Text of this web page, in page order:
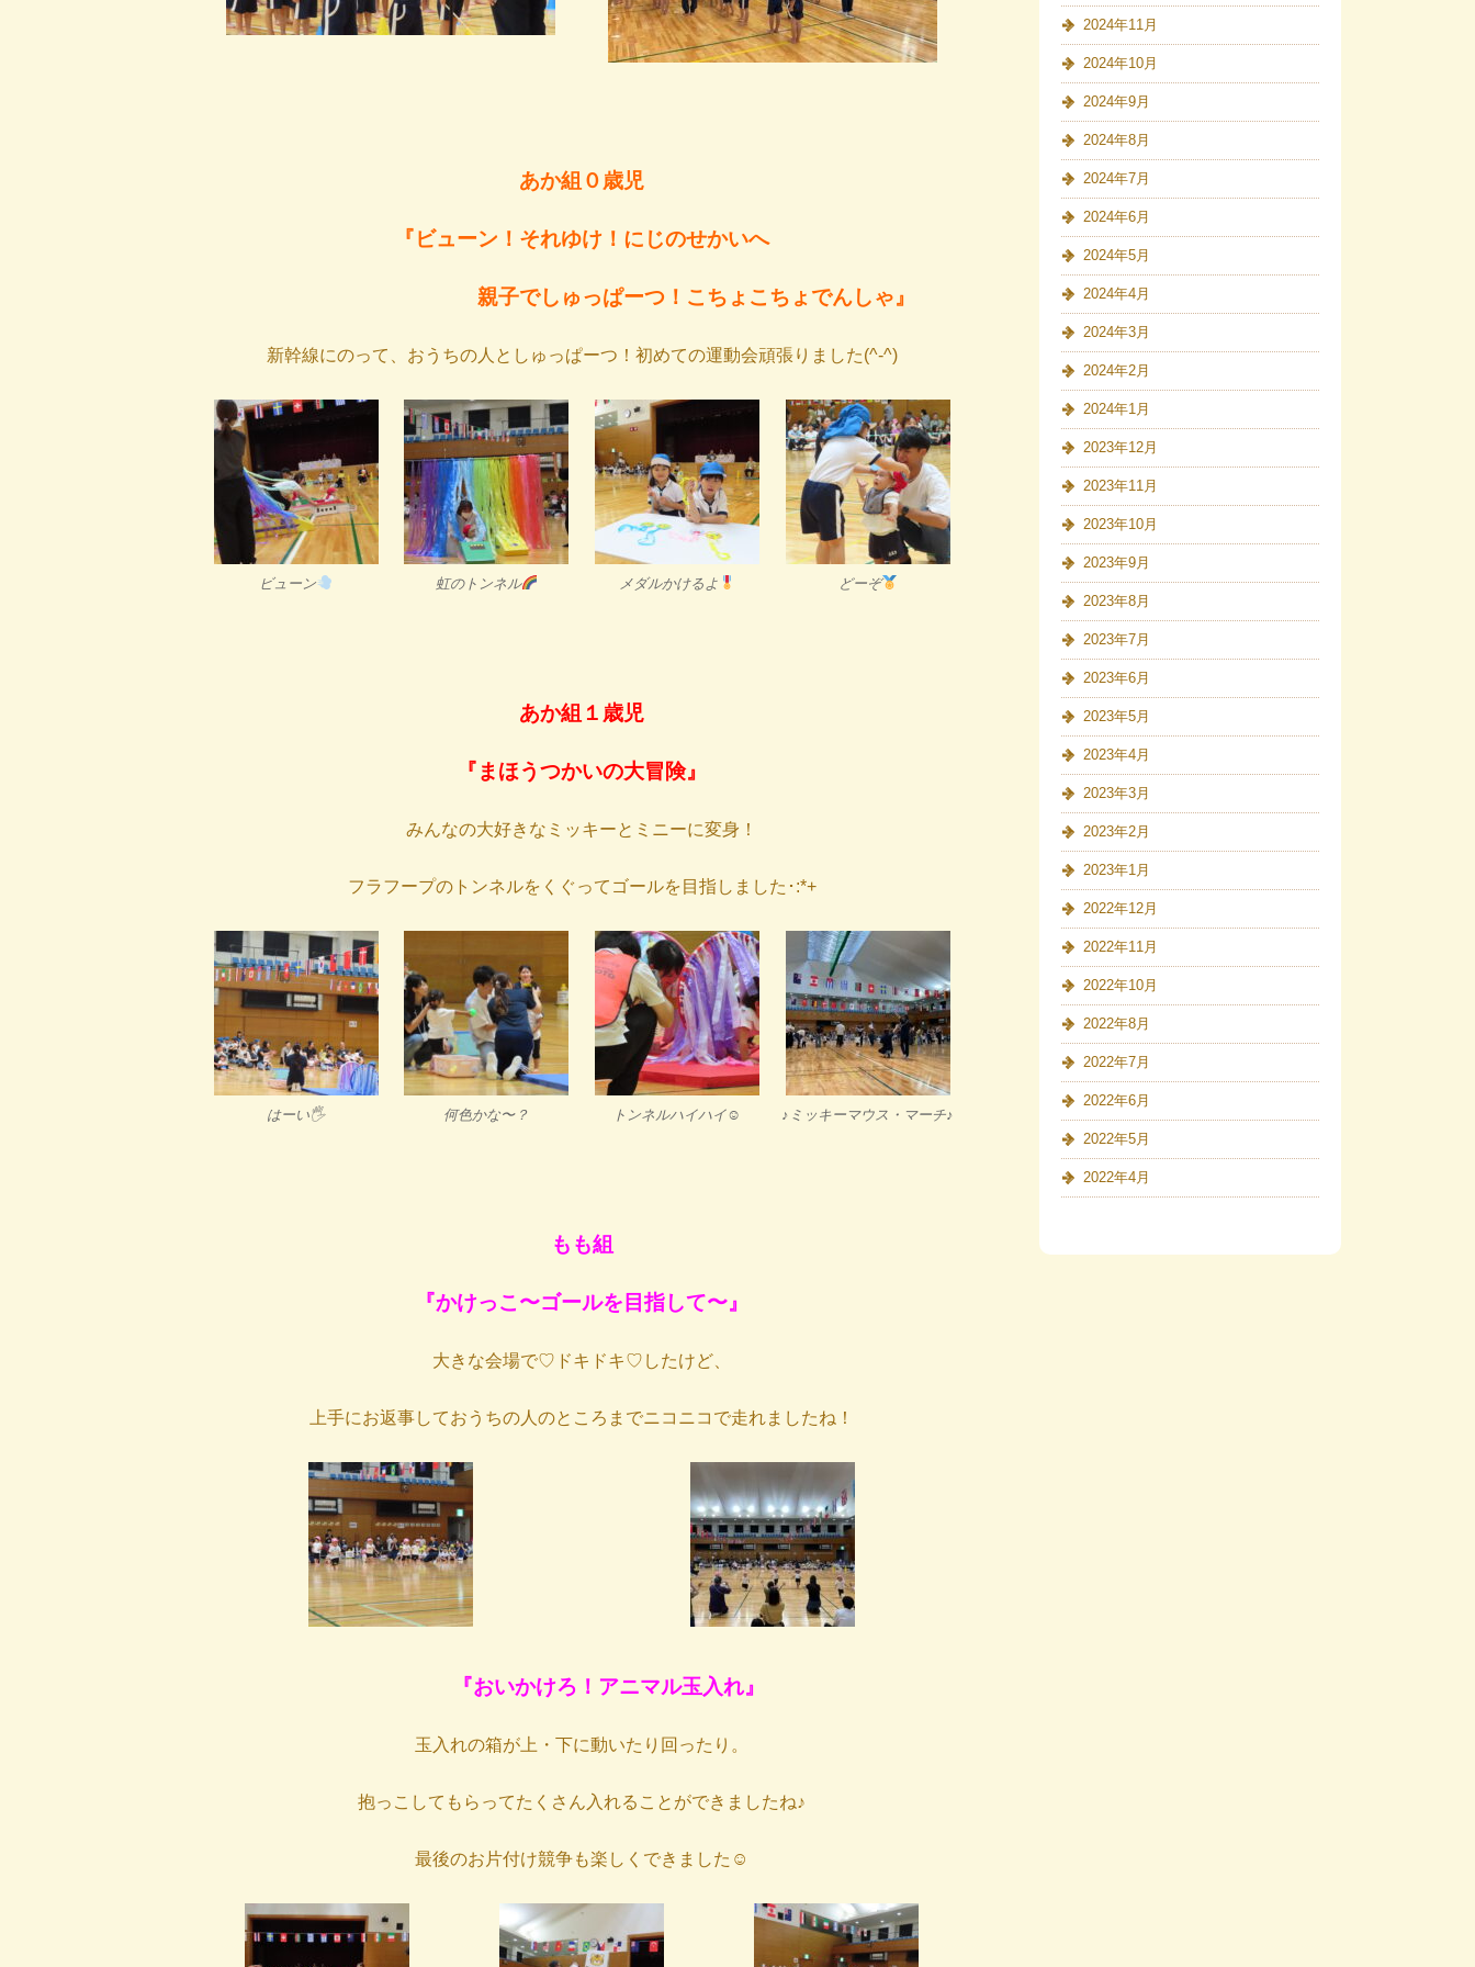
あか組０歳児
『ビューン！それゆけ！にじのせかいへ
親子でしゅっぱーつ！こちょこちょでんしゃ』
新幹線にのって、おうちの人としゅっぱーつ！初めての運動会頑張りました(^-^)
ビューン 虹のトンネル メダルかけるよ どーぞ
あか組１歳児
『まほうつかいの大冒険』
みんなの大好きなミッキーとミニーに変身！
フラフープのトンネルをくぐってゴールを目指しました･:*+
はーい🖐️ 何色かな〜？ トンネルハイハイ☺︎ ♪ミッキーマウス・マーチ♪
もも組
『かけっこ〜ゴールを目指して〜』
大きな会場で♡ドキドキ♡したけど、
上手にお返事しておうちの人のところまでニコニコで走れましたね！
『おいかけろ！アニマル玉入れ』
玉入れの箱が上・下に動いたり回ったり。
抱っこしてもらってたくさん入れることができましたね♪
最後のお片付け競争も楽しくできました☺︎
2024年11月
2024年10月
2024年9月
2024年8月
2024年7月
2024年6月
2024年5月
2024年4月
2024年3月
2024年2月
2024年1月
2023年12月
2023年11月
2023年10月
2023年9月
2023年8月
2023年7月
2023年6月
2023年5月
2023年4月
2023年3月
2023年2月
2023年1月
2022年12月
2022年11月
2022年10月
2022年8月
2022年7月
2022年6月
2022年5月
2022年4月